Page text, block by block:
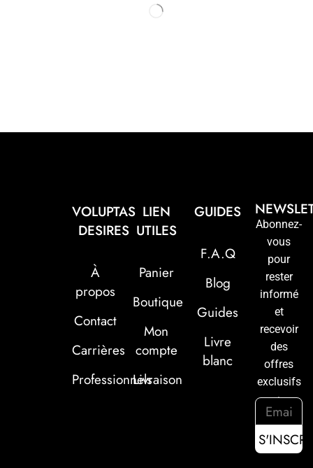
VOLUPTAS
DESIRES
À
propos
Contact
Carrières
Professionnels
LIEN
UTILES
Panier
Boutique
Mon
compte
Livraison
GUIDES
F.A.Q
Blog
Guides
Livre
blanc
Abonnez-
vous
pour
rester
informé
et
recevoir
des
offres
exclusifs
: